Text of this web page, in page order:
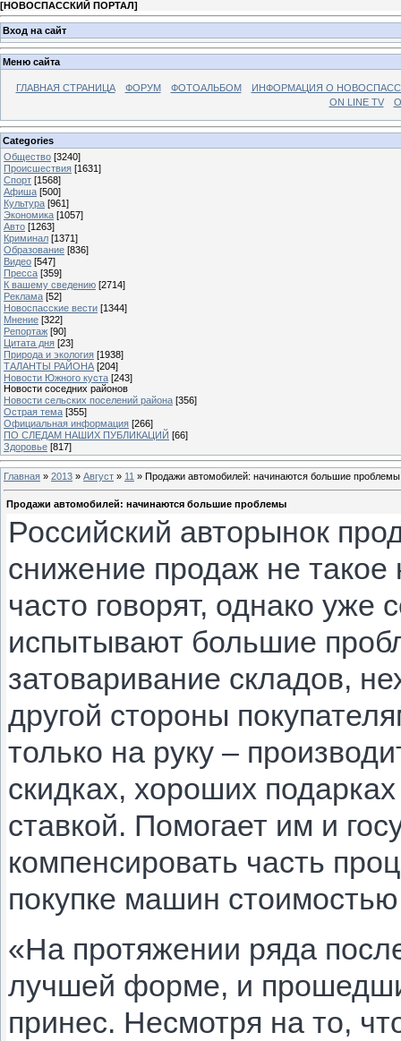
[НОВОСПАССКИЙ ПОРТАЛ]
Вход на сайт
Меню сайта
ГЛАВНАЯ СТРАНИЦА ФОРУМ ФОТОАЛЬБОМ
ИНФОРМАЦИЯ О
ON LINE TV
Categories
Общество [3240]
Происшествия [1631]
Спорт [1568]
Афиша [500]
Культура [961]
Экономика [1057]
Авто [1263]
Криминал [1371]
Образование [836]
Видео [547]
Пресса [359]
К вашему сведению [2714]
Реклама [52]
Новоспасские вести [1344]
Мнение [322]
Репортаж [90]
Цитата дня [23]
Природа и экология [1938]
ТАЛАНТЫ РАЙОНА [204]
Новости Южного куста [243]
Новости соседних районов
Новости сельских поселений района [356]
Острая тема [355]
Официальная информация [266]
ПО СЛЕДАМ НАШИХ ПУБЛИКАЦИЙ [66]
Здоровье [817]
Главная » 2013 » Август » 11 » Продажи автомобилей: начинаются большие проблемы
Продажи автомобилей: начинаются большие проблемы
Российский авторынок
снижение продаж не такое
часто говорят, однако уже
испытывают большие
затоваривание складов,
другой стороны
только на руку –
скидках, хороших
ставкой. Помогает им и
компенсировать часть
покупке машин
«На протяжении ряда
лучшей форме, и
принес. Несмотря на то,